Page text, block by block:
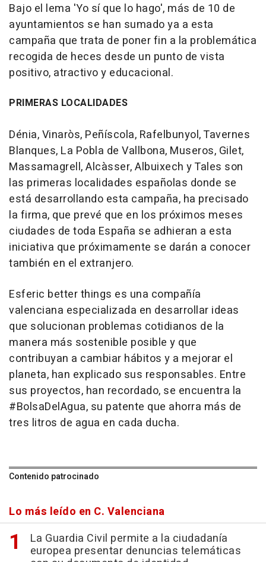
Bajo el lema 'Yo sí que lo hago', más de 10 de
ayuntamientos se han sumado ya a esta
campaña que trata de poner fin a la problemática
recogida de heces desde un punto de vista
positivo, atractivo y educacional.
PRIMERAS LOCALIDADES
Dénia, Vinaròs, Peñíscola, Rafelbunyol, Tavernes
Blanques, La Pobla de Vallbona, Museros, Gilet,
Massamagrell, Alcàsser, Albuixech y Tales son
las primeras localidades españolas donde se
está desarrollando esta campaña, ha precisado
la firma, que prevé que en los próximos meses
ciudades de toda España se adhieran a esta
iniciativa que próximamente se darán a conocer
también en el extranjero.
Esferic better things es una compañía
valenciana especializada en desarrollar ideas
que solucionan problemas cotidianos de la
manera más sostenible posible y que
contribuyan a cambiar hábitos y a mejorar el
planeta, han explicado sus responsables. Entre
sus proyectos, han recordado, se encuentra la
#BolsaDelAgua, su patente que ahorra más de
tres litros de agua en cada ducha.
Contenido patrocinado
Lo más leído en C. Valenciana
La Guardia Civil permite a la ciudadanía
europea presentar denuncias telemáticas